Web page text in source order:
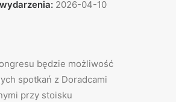
2026-04-10
będzie możliwość
spotkań z Doradcami
przy stoisku